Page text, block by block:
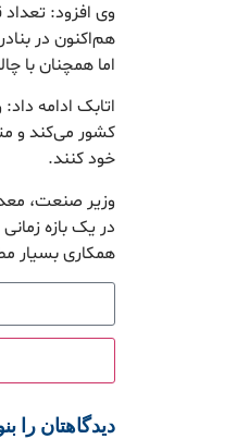
وی افزود:
هم‌اکنون در
اما همچنان با
کشور می‌کند و
خود کنند.
وزیر صنعت،
همکاری بسیار
دیدگاهتان را